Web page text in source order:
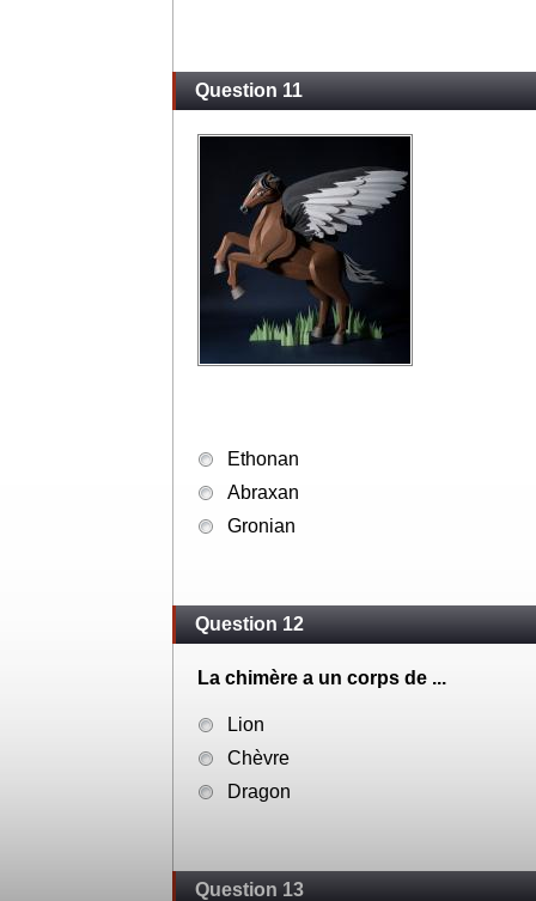
Question 11
Ethonan
Abraxan
Gronian
Question 12
La chimère a un corps de ...
Lion
Chèvre
Dragon
Question 13